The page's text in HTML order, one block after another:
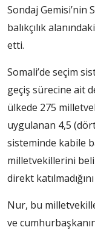
Sondaj Gemisi’nin
balıkçılık
etti.
Somali’de seçim
geçiş sürecine ait
ülkede 275
uygulanan 4,5
sisteminde kabile
milletvekillerini
direkt
Nur, bu
ve